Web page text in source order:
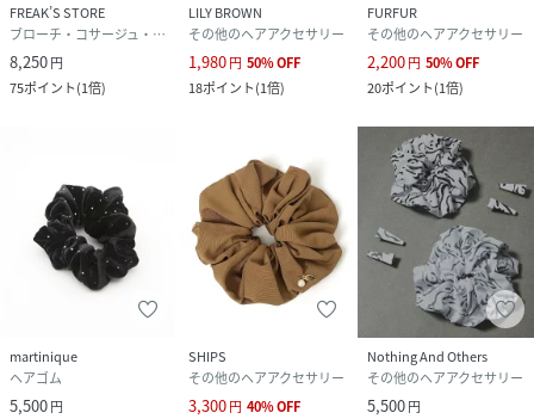
FREAK’S STORE
ブローチ・コサージュ・バッジ
8,250円
75ポイント(1倍)
LILY BROWN
その他のヘアアクセサリー
1,980円 50%OFF
18ポイント(1倍)
FURFUR
その他のヘアアクセサリー
2,200円 50%OFF
20ポイント(1倍)
martinique
ヘアゴム
5,500円
SHIPS
その他のヘアアクセサリー
3,300円 40%OFF
Nothing And Others
その他のヘアアクセサリー
5,500円